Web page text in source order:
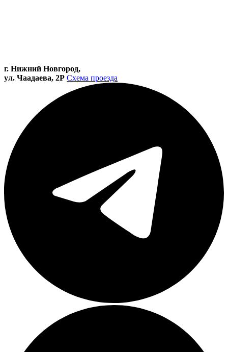
г. Нижний Новгород,
ул. Чаадаева, 2Р Схема проезда